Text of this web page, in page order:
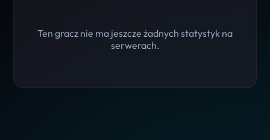
Ten gracz nie ma jeszcze żadnych statystyk na
serwerach.